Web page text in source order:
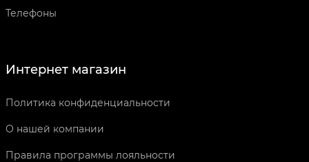
Телефоны
Интернет магазин
Политика конфиденциальности
О нашей компании
Правила программы лояльности